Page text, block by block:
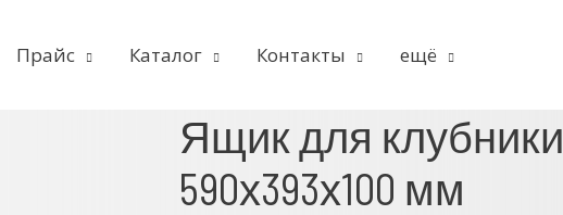
Прайс Каталог Контакты ещё
Ящик для клубники
590х393х100 мм